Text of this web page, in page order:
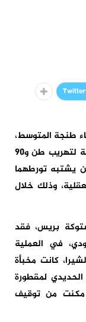
Twitter
طنجة المتوسط،
زوال يوم أمس الأربعاء 20 ماي الجاري، محاولة لتهريب طن و90
يشتبه تورطهما
وذلك خلال
بريس، فقد
في العملية
مخدر الشيرا، كانت مخبأة
لمقطورة
مكنت من توقيف